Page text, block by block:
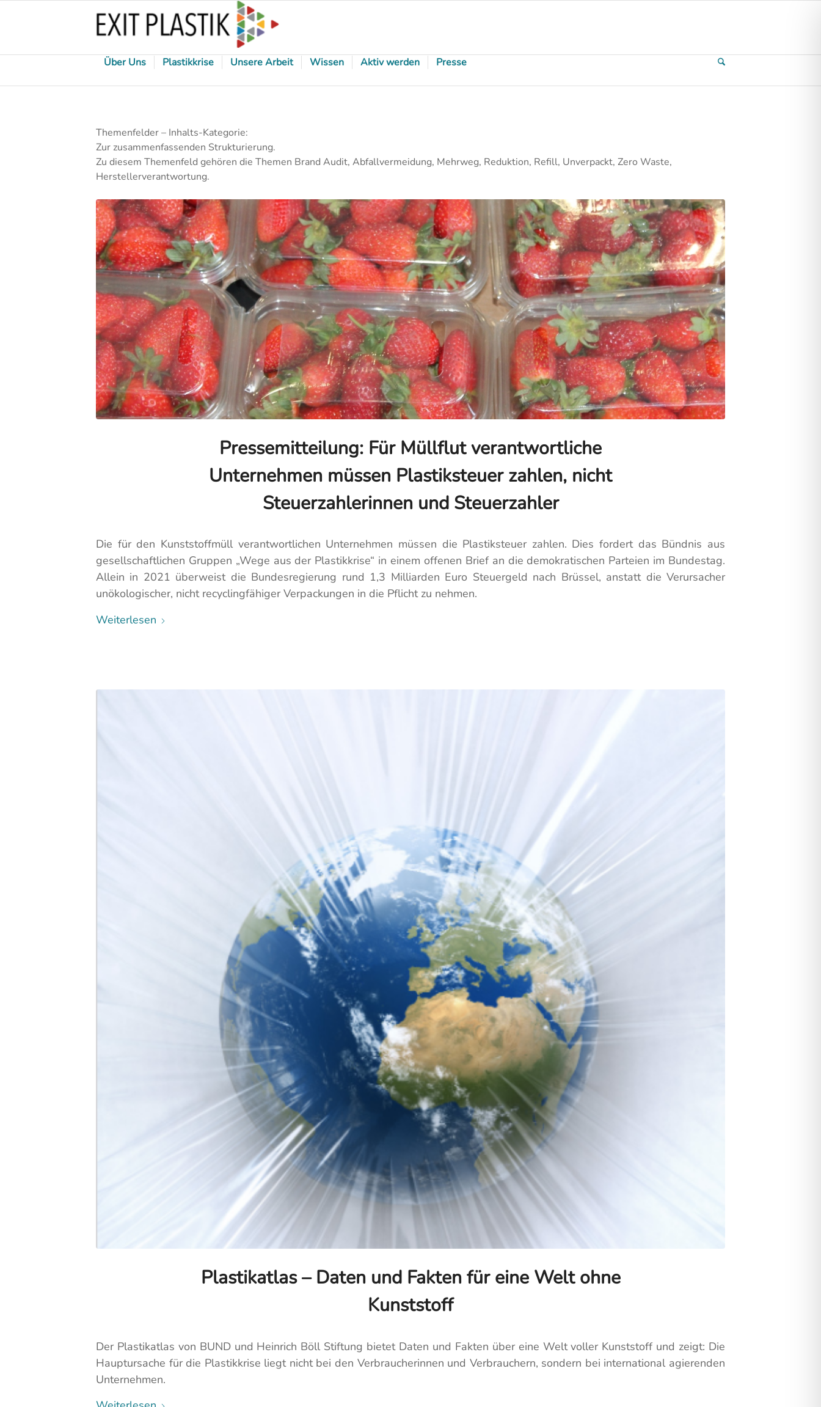
Über Uns Plastikkrise Unsere Arbeit Wissen Aktiv werden Presse
Themenfelder – Inhalts-Kategorie:
Zur zusammenfassenden Strukturierung.
Zu diesem Themenfeld gehören die Themen Brand Audit, Abfallvermeidung, Mehrweg, Reduktion, Refill, Unverpackt, Zero Waste,
Herstellerverantwortung.
Pressemitteilung: Für Müllflut verantwortliche
Unternehmen müssen Plastiksteuer zahlen, nicht
Steuerzahlerinnen und Steuerzahler
Die für den Kunststoffmüll verantwortlichen Unternehmen müssen die Plastiksteuer zahlen. Dies fordert das Bündnis aus
gesellschaftlichen Gruppen „Wege aus der Plastikkrise“ in einem offenen Brief an die demokratischen Parteien im Bundestag.
Allein in 2021 überweist die Bundesregierung rund 1,3 Milliarden Euro Steuergeld nach Brüssel, anstatt die Verursacher
unökologischer, nicht recyclingfähiger Verpackungen in die Pflicht zu nehmen.
Weiterlesen
Plastikatlas – Daten und Fakten für eine Welt ohne
Kunststoff
Der Plastikatlas von BUND und Heinrich Böll Stiftung bietet Daten und Fakten über eine Welt voller Kunststoff und zeigt: Die
Hauptursache für die Plastikkrise liegt nicht bei den Verbraucherinnen und Verbrauchern, sondern bei international agierenden
Unternehmen.